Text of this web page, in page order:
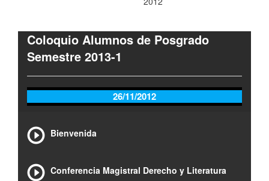
Coloquio Alumnos de Posgrado
Semestre 2013-1
26/11/2012
Bienvenida
Conferencia Magistral Derecho y Literatura